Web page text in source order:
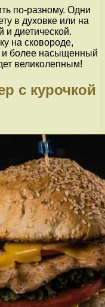
по-разному. Одни
в духовке или на
и диетической.
на сковороде,
и более насыщенный
великолепным!
с курочкой